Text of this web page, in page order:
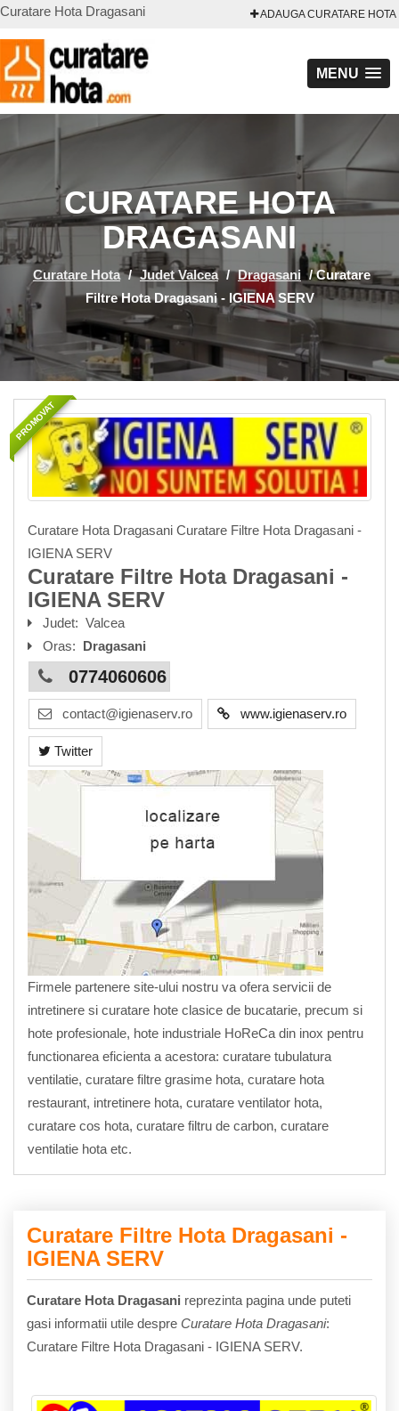
Curatare Hota Dragasani ADAUGA CURATARE HOTA
MENU
CURATARE HOTA
DRAGASANI
Curatare Hota / Judet Valcea / Dragasani /Curatare
Filtre Hota Dragasani - IGIENA SERV
PROMOVAT
Curatare Hota Dragasani Curatare Filtre Hota Dragasani -
IGIENA SERV
Curatare Filtre Hota Dragasani -
IGIENA SERV
Judet: Valcea
Oras: Dragasani
0774060606
contact@igienaserv.ro www.igienaserv.ro
Twitter
Firmele partenere site-ului nostru va ofera servicii de
intretinere si curatare hote clasice de bucatarie, precum si
hote profesionale, hote industriale HoReCa din inox pentru
functionarea eficienta a acestora: curatare tubulatura
ventilatie, curatare filtre grasime hota, curatare hota
restaurant, intretinere hota, curatare ventilator hota,
curatare cos hota, curatare filtru de carbon, curatare
ventilatie hota etc.
Curatare Filtre Hota Dragasani -
IGIENA SERV
Curatare Hota Dragasani reprezinta pagina unde puteti
gasi informatii utile despre Curatare Hota Dragasani:
Curatare Filtre Hota Dragasani - IGIENA SERV.